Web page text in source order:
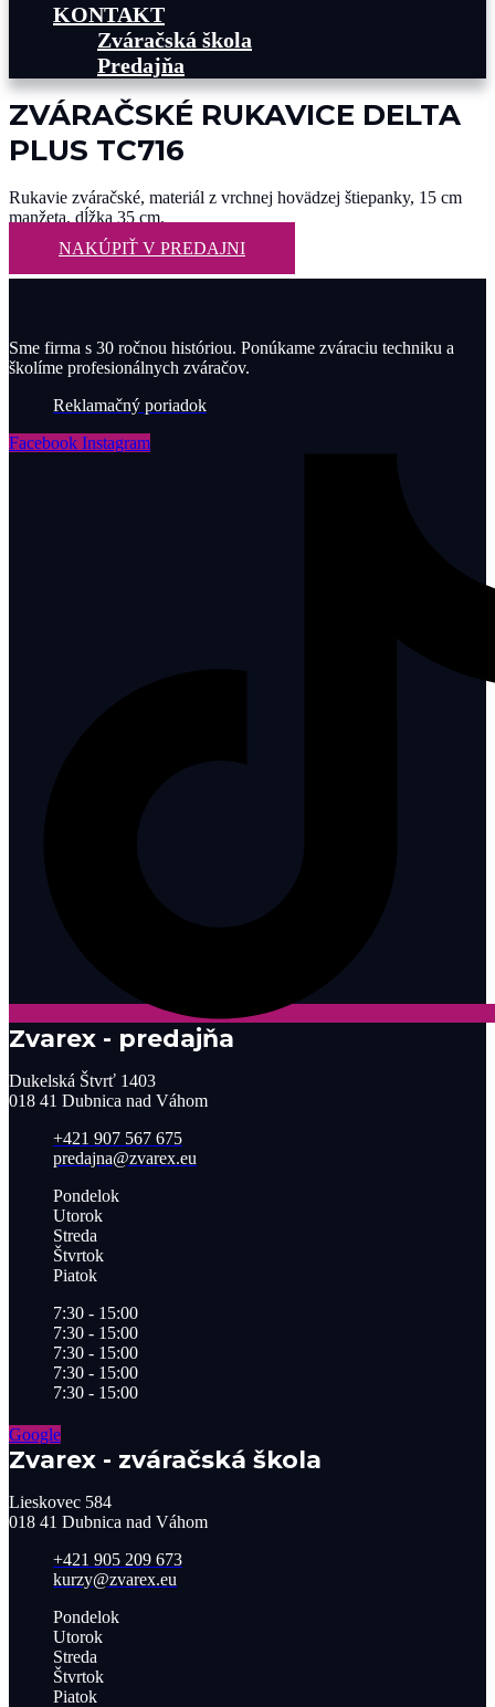
KONTAKT
Zváračská škola
Predajňa
ZVÁRAČSKÉ RUKAVICE DELTA
PLUS TC716
Rukavie zváračské, materiál z vrchnej hovädzej štiepanky, 15 cm
manžeta, dĺžka 35 cm.
NAKÚPIŤ V PREDAJNI
Sme firma s 30 ročnou históriou. Ponúkame zváraciu techniku a
školíme profesionálnych zváračov.
Reklamačný poriadok
Facebook Instagram
Zvarex - predajňa
Dukelská Štvrť 1403
018 41 Dubnica nad Váhom
+421 907 567 675
predajna@zvarex.eu
Pondelok
Utorok
Streda
Štvrtok
Piatok
7:30 - 15:00
7:30 - 15:00
7:30 - 15:00
7:30 - 15:00
7:30 - 15:00
Google
Zvarex - zváračská škola
Lieskovec 584
018 41 Dubnica nad Váhom​
+421 905 209 673​
kurzy@zvarex.eu
Pondelok
Utorok
Streda
Štvrtok
Piatok